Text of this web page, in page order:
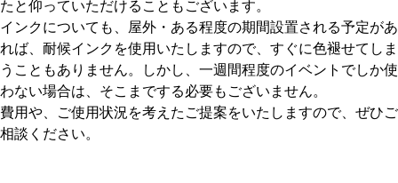
たと仰っていただけることもございます。
インクについても、屋外・ある程度の期間設置される予定があ
れば、耐候インクを使用いたしますので、すぐに色褪せてしま
うこともありません。しかし、一週間程度のイベントでしか使
わない場合は、そこまでする必要もございません。
費用や、ご使用状況を考えたご提案をいたしますので、ぜひご
相談ください。